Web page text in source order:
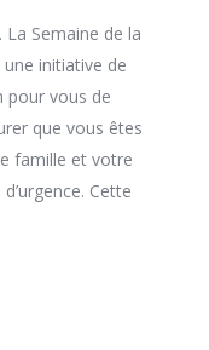
La Semaine de la
une initiative de
pour vous de
que vous êtes
famille et votre
Cette